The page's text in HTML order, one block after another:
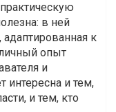
в ней
к
опыт
и
интересна и тем,
и тем, кто